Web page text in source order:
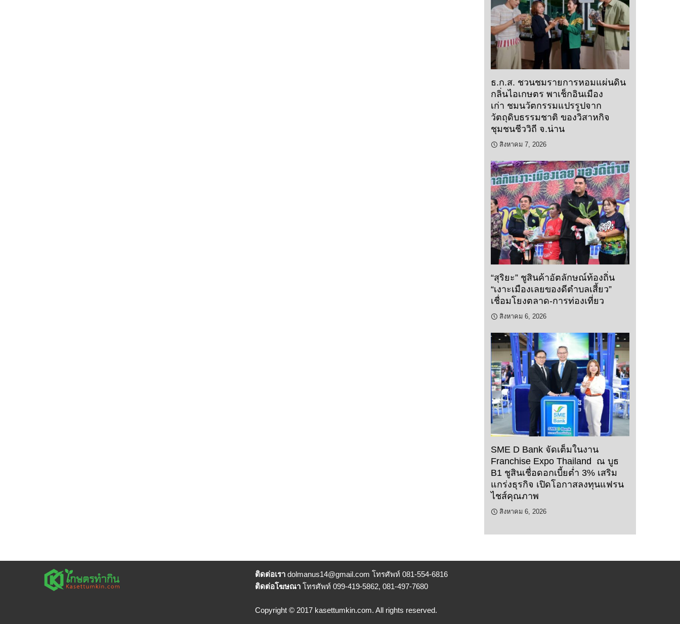
ธ.ก.ส. ชวนชมรายการหอมแผ่นดิน
กลิ่นไอเกษตร พาเช็กอินเมือง
เก่า ชมนวัตกรรมแปรรูปจาก
วัตถุดิบธรรมชาติ ของวิสาหกิจ
ชุมชนชีววิถี จ.น่าน
สิงหาคม 7, 2026
“สุริยะ” ชูสินค้าอัตลักษณ์ท้องถิ่น
“เงาะเมืองเลยของดีตำบลเสี้ยว”
เชื่อมโยงตลาด-การท่องเที่ยว
สิงหาคม 6, 2026
SME D Bank จัดเต็มในงาน
Franchise Expo Thailand ณ บูธ
B1 ชูสินเชื่อดอกเบี้ยต่ำ 3% เสริม
แกร่งธุรกิจ เปิดโอกาสลงทุนแฟรน
ไชส์คุณภาพ
สิงหาคม 6, 2026
ติดต่อเรา dolmanus14@gmail.com โทรศัพท์ 081-554-6816
ติดต่อโฆษณา โทรศัพท์ 099-419-5862, 081-497-7680
Copyright © 2017 kasettumkin.com. All rights reserved.